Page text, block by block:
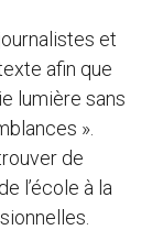
et
afin que
lumière sans
».
de
l’école à la